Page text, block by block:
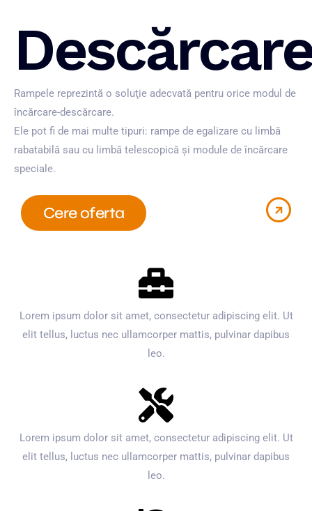
Rampele reprezintă o soluţie adecvată pentru orice modul de
încărcare-descărcare.
Ele pot fi de mai multe tipuri: rampe de egalizare cu limbă
rabatabilă sau cu limbă telescopică și module de încărcare
speciale.
Cere oferta
Lorem ipsum dolor sit amet, consectetur adipiscing elit. Ut
elit tellus, luctus nec ullamcorper mattis, pulvinar dapibus
leo.
Lorem ipsum dolor sit amet, consectetur adipiscing elit. Ut
elit tellus, luctus nec ullamcorper mattis, pulvinar dapibus
leo.